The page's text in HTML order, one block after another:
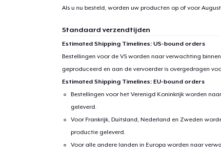
Als u nu besteld, worden uw producten op of voorAugust
Standaard verzendtijden
Estimated Shipping Timelines: US-bound orders
Bestellingen voor de VS worden naar verwachting
geproduceerd en aan de vervoerder is overgedragen
Estimated Shipping Timelines: EU-bound orders
Bestellingen voor het Verenigd Koninkrijk worden
geleverd.
Voor Frankrijk, Duitsland, Nederland en Zweden
productie geleverd.
Voor alle andere landen in Europa worden naar
1item
Ga